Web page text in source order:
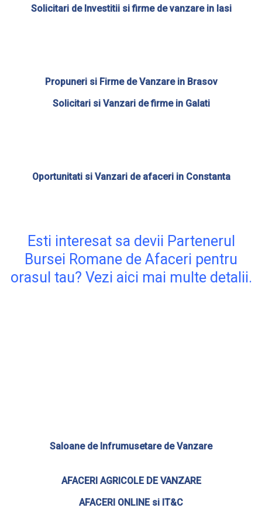
Solicitari de Investitii si firme de vanzare in Iasi
Propuneri si Firme de Vanzare in Brasov
Solicitari si Vanzari de firme in Galati
Oportunitati si Vanzari de afaceri in Constanta
Esti interesat sa devii Partenerul
Bursei Romane de Afaceri pentru
orasul tau? Vezi aici mai multe detalii.
Saloane de Infrumusetare de Vanzare
AFACERI AGRICOLE DE VANZARE
AFACERI ONLINE si IT&C